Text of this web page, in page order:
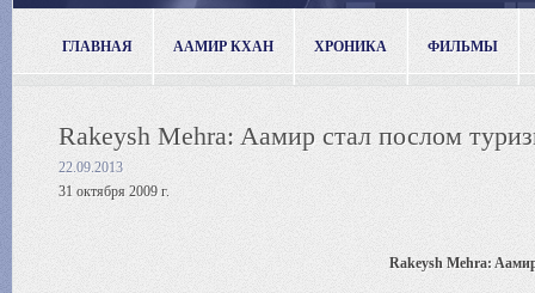
ГЛАВНАЯ ААМИР КХАН ХРОНИКА ФИЛЬМЫ
Rakeysh Mehra: Aaмир стал послом
22.09.2013
31 октября 2009 г.
Rakeysh Mehra: